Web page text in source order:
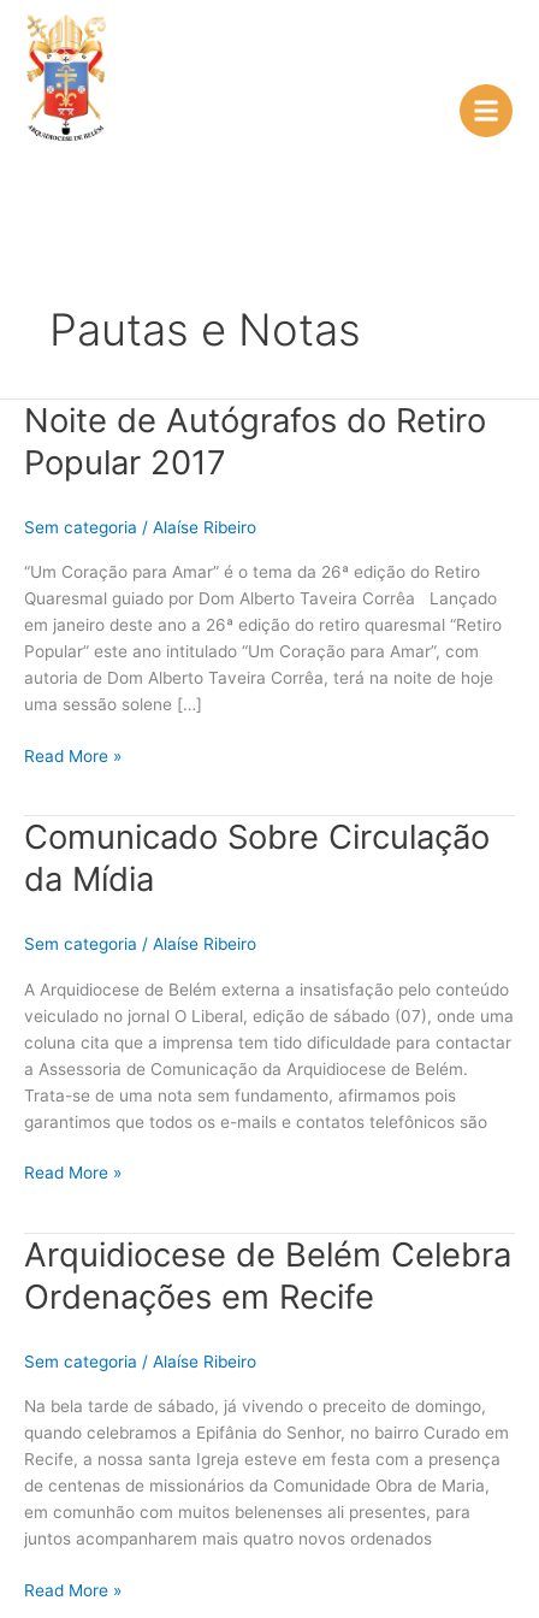
para
conteúdo
Pautas e Notas
Noite de Autógrafos do Retiro
Popular 2017
Sem categoria / Alaíse Ribeiro
“Um Coração para Amar” é o tema da 26ª edição do Retiro
Quaresmal guiado por Dom Alberto Taveira Corrêa Lançado
em janeiro deste ano a 26ª edição do retiro quaresmal “Retiro
Popular” este ano intitulado “Um Coração para Amar”, com
autoria de Dom Alberto Taveira Corrêa, terá na noite de hoje
uma sessão solene […]
Noite
de
Autógrafos
Retiro
2017
Read More »
Comunicado Sobre Circulação
da Mídia
Sem categoria / Alaíse Ribeiro
A Arquidiocese de Belém externa a insatisfação pelo conteúdo
veiculado no jornal O Liberal, edição de sábado (07), onde uma
coluna cita que a imprensa tem tido dificuldade para contactar
a Assessoria de Comunicação da Arquidiocese de Belém.
Trata-se de uma nota sem fundamento, afirmamos pois
garantimos que todos os e-mails e contatos telefônicos são
Comunicado
Sobre
Circulação
Mídia
Read More »
Arquidiocese de Belém Celebra
Ordenações em Recife
Sem categoria / Alaíse Ribeiro
Na bela tarde de sábado, já vivendo o preceito de domingo,
quando celebramos a Epifânia do Senhor, no bairro Curado em
Recife, a nossa santa Igreja esteve em festa com a presença
de centenas de missionários da Comunidade Obra de Maria,
em comunhão com muitos belenenses ali presentes, para
juntos acompanharem mais quatro novos ordenados
Arquidiocese
de
Belém
Ordenações
Recife
Read More »